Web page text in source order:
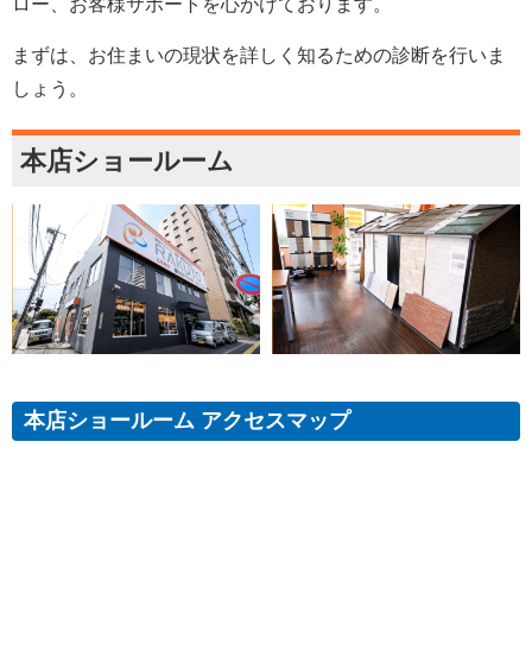
ロー、お客様サポートを心がけております。
まずは、お住まいの現状を詳しく知るための診断を行いま
しょう。
本店ショールーム
本店ショールーム アクセスマップ